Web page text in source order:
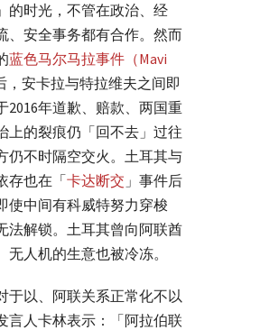
的时光，不管在政治、经
、安全事务都有合作。然而
蓝色马尔马拉事件（Mavi
，安卡拉与特拉维夫之间即
2016年道歉、赔款、两国重
上的裂痕仍「回不去」过往
仍不时隔空交火。土耳其与
存也在「卡达断交 」事件后
使中间有科威特努力穿梭
法解锁。土耳其曾向阿联酋
无人机的生意也被冷冻。
于以、阿联关系正常化不以
言人卡林表示：「阿拉伯联